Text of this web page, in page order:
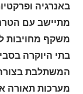
באנרגיה
מתיישב עם
משקף מחויבות
בתי היוקרה
המשתלבת
מערכות תאורה